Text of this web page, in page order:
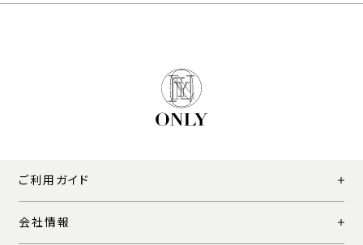
ご利用ガイド
会社情報